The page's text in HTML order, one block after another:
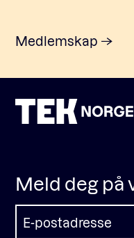
Medlemskap
Meld deg på